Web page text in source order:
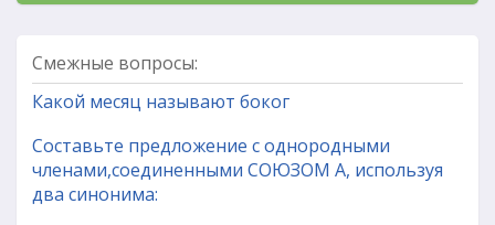
Смежные вопросы:
Какой месяц называют боког
Составьте предложение с однородными
членами,соединенными СОЮЗОМ А, используя
два синонима: